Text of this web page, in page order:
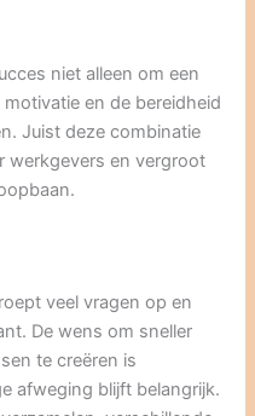
niet alleen om een
en de bereidheid
Juist deze combinatie
werkgevers en vergroot
roept veel vragen op en
De wens om sneller
te creëren is
afweging blijft belangrijk.